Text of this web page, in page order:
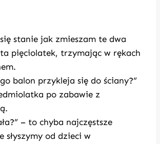
stanie jak zmieszam te dwa
pięciolatek, trzymając w rękach
balon przykleja się do ściany?”
po zabawie z
– to chyba najczęstsze
słyszymy od dzieci w